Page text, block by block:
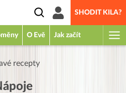
SHODIT KILA?
O Evě Jak začít
recepty